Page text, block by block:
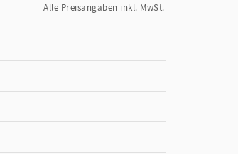
Alle Preisangaben inkl. MwSt.